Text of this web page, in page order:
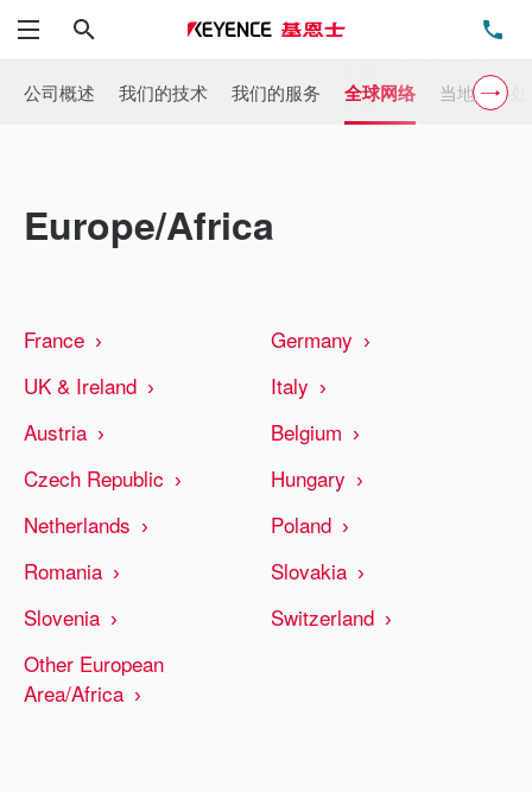
菜单
公司概述 我们的技术 我们的服务 全球网络 当地办事处
Europe/Africa
France
Germany
UK & Ireland
Italy
Austria
Belgium
Czech Republic
Hungary
Netherlands
Poland
Romania
Slovakia
Slovenia
Switzerland
Other European
Area/Africa